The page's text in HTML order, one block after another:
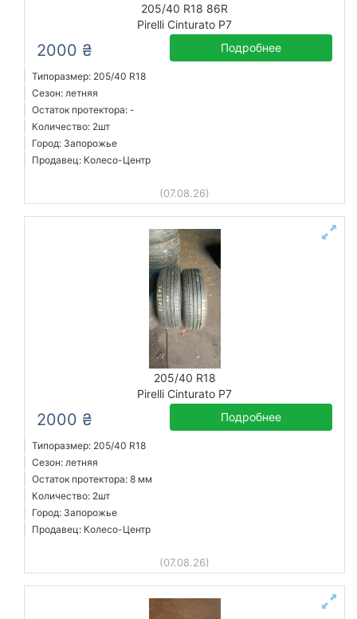
205/40 R18 86R
Pirelli Cinturato P7
2000 ₴ Подробнее
Типоразмер: 205/40 R18
Сезон: летняя
Остаток протектора: -
Количество: 2шт
Город: Запорожье
Продавец: Колесо-Центр
(07.08.26)
205/40 R18
Pirelli Cinturato P7
2000 ₴ Подробнее
Типоразмер: 205/40 R18
Сезон: летняя
Остаток протектора: 8 мм
Количество: 2шт
Город: Запорожье
Продавец: Колесо-Центр
(07.08.26)